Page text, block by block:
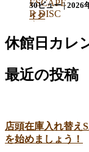
30ビュー|2026
イク
休館日カレ
最近の投稿
店頭在庫入れ替え
を始めましょう！